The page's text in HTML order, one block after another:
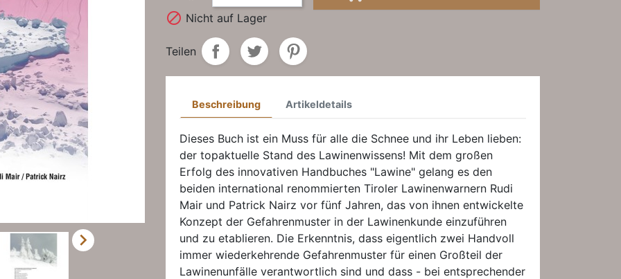

 Nicht auf Lager
Teilen
Beschreibung Artikeldetails
Dieses Buch ist ein Muss für alle die Schnee und ihr Leben lieben:
der topaktuelle Stand des Lawinenwissens! Mit dem großen
Erfolg des innovativen Handbuches "Lawine" gelang es den
beiden international renommierten Tiroler Lawinenwarnern Rudi
Mair und Patrick Nairz vor fünf Jahren, das von ihnen entwickelte
Konzept der Gefahrenmuster in der Lawinenkunde einzuführen
und zu etablieren. Die Erkenntnis, dass eigentlich zwei Handvoll
immer wiederkehrende Gefahrenmuster für einen Großteil der
Lawinenunfälle verantwortlich sind und dass - bei entsprechender